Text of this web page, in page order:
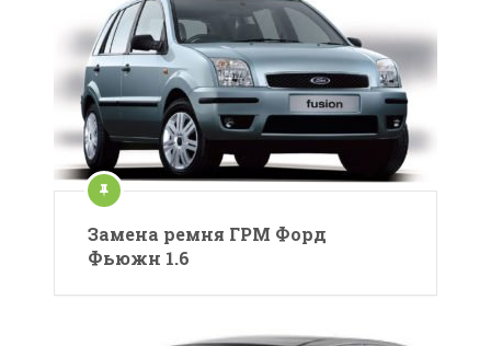
Замена ремня ГРМ Форд
Фьюжн 1.6